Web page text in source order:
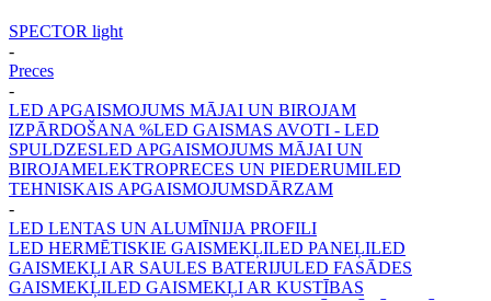
SPECTOR light
-
Preces
-
LED APGAISMOJUMS MĀJAI UN BIROJAM
IZPĀRDOŠANA %LED GAISMAS AVOTI - LED
SPULDZESLED APGAISMOJUMS MĀJAI UN
BIROJAMELEKTROPRECES UN PIEDERUMILED
TEHNISKAIS APGAISMOJUMSDĀRZAM
-
LED LENTAS UN ALUMĪNIJA PROFILI
LED HERMĒTISKIE GAISMEKĻILED PANEĻILED
GAISMEKĻI AR SAULES BATERIJULED FASĀDES
GAISMEKĻILED GAISMEKĻI AR KUSTĪBAS